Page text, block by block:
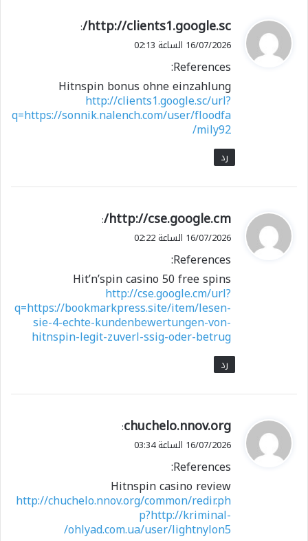
ي
ق
ل
http://clients1.google.sc/
:
16/07/2026 الساعة 02:13
References:
Hitnspin bonus ohne einzahlung
http://clients1.google.sc/url?
q=https://sonnik.nalench.com/user/floodfa
mily92/
رد
ي
ق
ل
http://cse.google.cm/
:
16/07/2026 الساعة 02:22
References:
Hit’n’spin casino 50 free spins
http://cse.google.cm/url?
q=https://bookmarkpress.site/item/lesen-
sie-4-echte-kundenbewertungen-von-
hitnspin-legit-zuverl-ssig-oder-betrug
رد
ي
ق
ل
chuchelo.nnov.org
:
16/07/2026 الساعة 03:34
References:
Hitnspin casino review
http://chuchelo.nnov.org/common/redir.ph
p?http://kriminal-
ohlyad.com.ua/user/lightnylon5/